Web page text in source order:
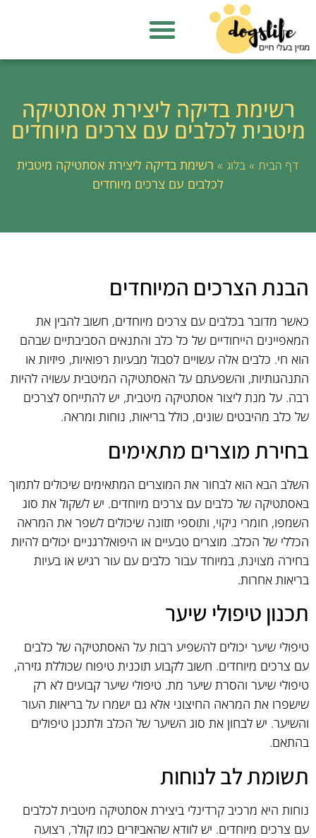
רשימת בדיקה ליצירת אסתטיקה
מיטבית לכלבים עם צרכים מיוחדים
דף הבית » בלוג » רשימת בדיקה ליצירת אסתטיקה מיטבית
לכלבים עם צרכים מיוחדים
הבנת הצרכים המיוחדים
כאשר מדובר בכלבים עם צרכים מיוחדים, חשוב להבין את
המאפיינים הייחודיים של כל כלב והתנאים הסביבתיים שבהם
הוא חי. כלבים אלה עשויים לסבול מבעיות רפואיות, פיזיות או
התנהגותיות, והשפעתם על האסתטיקה המיטבית עשויה להיות
רבה. על מנת ליצור אסתטיקה מיטבית, יש להתייחס לצרכים
של כלב מהיבטים שונים, כולל בריאות, נוחות ומראה.
בחירת מוצרים מתאימים
השלב הבא הוא לבחור את המוצרים המתאימים שיכולים לתמוך
באסתטיקה של כלבים עם צרכים מיוחדים. יש לשקול את סוג
השמפו, חומרי ניקוי, ותוספי תזונה שיכולים לשפר את המראה
הכללי של הכלב. מוצרים טבעיים או היפואלרגניים יכולים להיות
בחירה מצוינת, במיוחד עבור כלבים עם עור רגיש או בעיות
בריאות אחרות.
תכנון טיפולי שיער
טיפולי שיער יכולים להשפיע רבות על האסתטיקה של כלבים
עם צרכים מיוחדים. חשוב לקבוע תוכנית טיפוח שכוללת גזירה,
טיפולי שיער והסרת שיער מת. טיפולי שיער קבועים לא רק
שישפרו את המראה החיצוני אלא גם ישמרו על בריאות העור
והשיער. יש לבחון את סוג השיער של הכלב ולתכנן טיפולים
בהתאם.
תשומת לב לנוחות
נוחות היא מרכיב קרדינלי ביצירת אסתטיקה מיטבית לכלבים
עם צרכים מיוחדים. יש לוודא שהאביזרים כמו קולר, רצועה